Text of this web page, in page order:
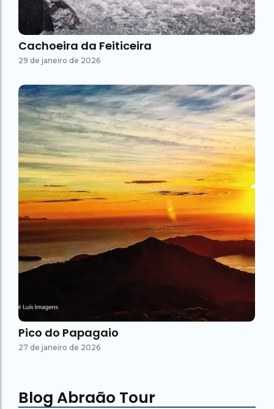
Cachoeira da Feiticeira
29 de janeiro de 2026
Pico do Papagaio
27 de janeiro de 2026
Blog Abraão Tour